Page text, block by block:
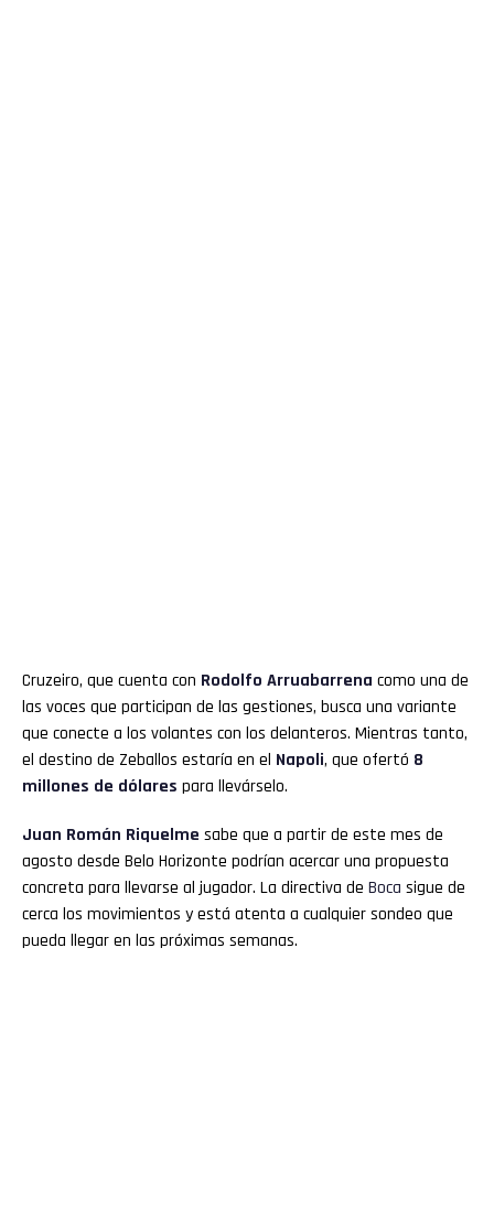
Cruzeiro, que cuenta con Rodolfo Arruabarrena como una de
las voces que participan de las gestiones, busca una variante
que conecte a los volantes con los delanteros. Mientras tanto,
el destino de Zeballos estaría en el Napoli, que ofertó 8
millones de dólares para llevárselo.
Juan Román Riquelme sabe que a partir de este mes de
agosto desde Belo Horizonte podrían acercar una propuesta
concreta para llevarse al jugador. La directiva de Boca sigue de
cerca los movimientos y está atenta a cualquier sondeo que
pueda llegar en las próximas semanas.